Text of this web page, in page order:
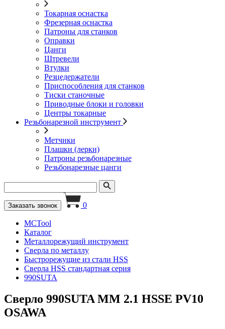
Токарная оснастка
Фрезерная оснастка
Патроны для станков
Оправки
Цанги
Штревели
Втулки
Резцедержатели
Приспособления для станков
Тиски станочные
Приводные блоки и головки
Центры токарные
Резьбонарезной инструмент
Метчики
Плашки (лерки)
Патроны резьбонарезные
Резьбонарезные цанги
Заказать звонок 0
MCTool
Каталог
Металлорежущий инструмент
Сверла по металлу
Быстрорежущие из стали HSS
Сверла HSS стандартная серия
990SUTA
Сверло 990SUTA MM 2.1 HSSE PV10
OSAWA